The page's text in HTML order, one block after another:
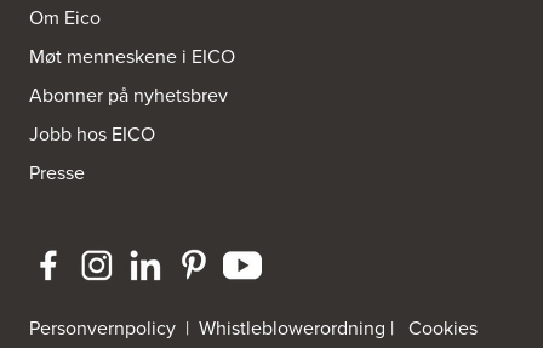
Bravida Norge AS - Fakturamottak
Tel.:73960500
Brusveen Snekkerverksted AS
Bergabygdvegen 35
2940 Heggenes
Tel.:61-340006
Brødrene Aase AS
Nikkelveien 1
Om Eico
Møt menneskene i EICO
Abonner på nyhetsbrev
Jobb hos EICO
Presse
Personvernpolicy | Whistleblowerordning | Cookies